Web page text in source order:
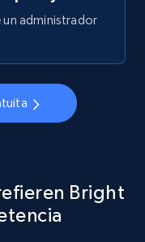
administrador
Bright